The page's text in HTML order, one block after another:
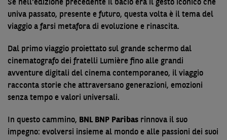
Se nell'edizione precedente il bacio era il gesto iconico che
univa passato, presente e futuro, questa volta è il tema del
viaggio a farsi metafora di evoluzione e rinascita.
Dal primo viaggio proiettato sul grande schermo dal
cinematografo dei fratelli Lumière fino alle grandi
avventure digitali del cinema contemporaneo, il viaggio
racconta storie che attraversano generazioni, emozioni
senza tempo e valori universali.
In questo cammino, BNL BNP Paribas rinnova il suo
impegno: evolversi insieme al mondo e alle passioni dei suoi